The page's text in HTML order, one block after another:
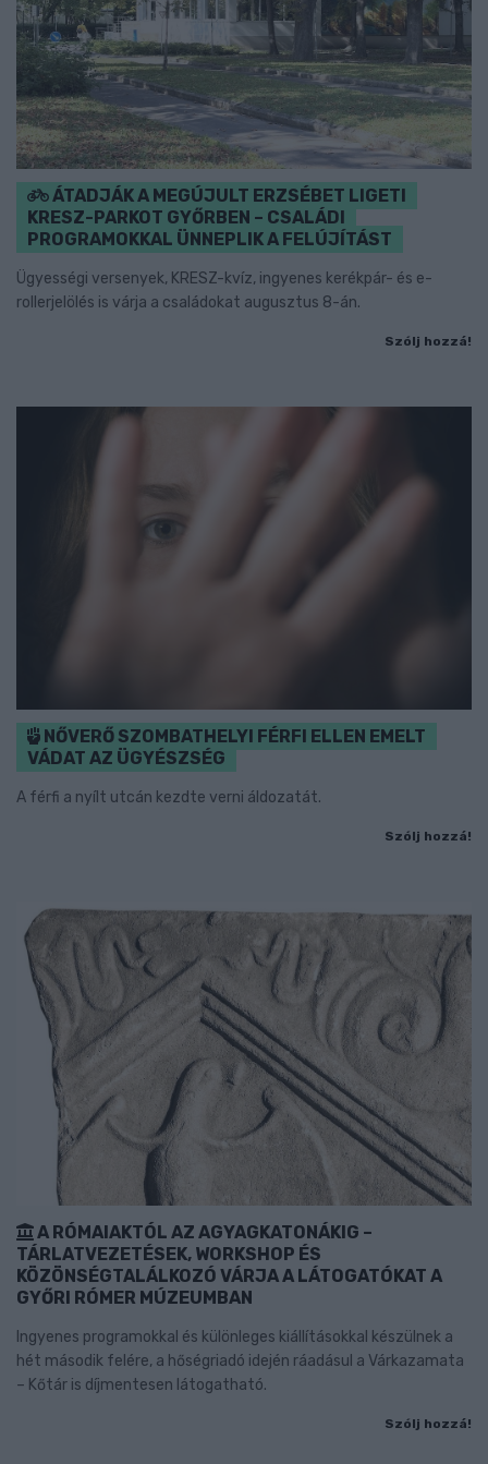
ÁTADJÁK A MEGÚJULT ERZSÉBET LIGETI
KRESZ-PARKOT GYŐRBEN – CSALÁDI
PROGRAMOKKAL ÜNNEPLIK A FELÚJÍTÁST
Ügyességi versenyek, KRESZ-kvíz, ingyenes kerékpár- és e-
rollerjelölés is várja a családokat augusztus 8-án.
Szólj hozzá!
NŐVERŐ SZOMBATHELYI FÉRFI ELLEN EMELT
VÁDAT AZ ÜGYÉSZSÉG
A férfi a nyílt utcán kezdte verni áldozatát.
Szólj hozzá!
A RÓMAIAKTÓL AZ AGYAGKATONÁKIG –
TÁRLATVEZETÉSEK, WORKSHOP ÉS
KÖZÖNSÉGTALÁLKOZÓ VÁRJA A LÁTOGATÓKAT A
GYŐRI RÓMER MÚZEUMBAN
Ingyenes programokkal és különleges kiállításokkal készülnek a
hét második felére, a hőségriadó idején ráadásul a Várkazamata
– Kőtár is díjmentesen látogatható.
Szólj hozzá!